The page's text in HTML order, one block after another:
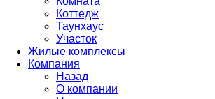
Коттедж
Таунхаус
Участок
Жилые комплексы
Компания
Назад
О компании